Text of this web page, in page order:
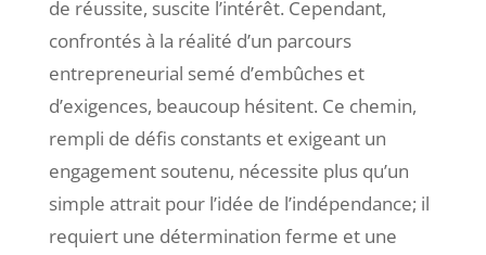
de réussite, suscite l’intérêt. Cependant,
confrontés à la réalité d’un parcours
entrepreneurial semé d’embûches et
d’exigences, beaucoup hésitent. Ce chemin,
rempli de défis constants et exigeant un
engagement soutenu, nécessite plus qu’un
simple attrait pour l’idée de l’indépendance; il
requiert une détermination ferme et une